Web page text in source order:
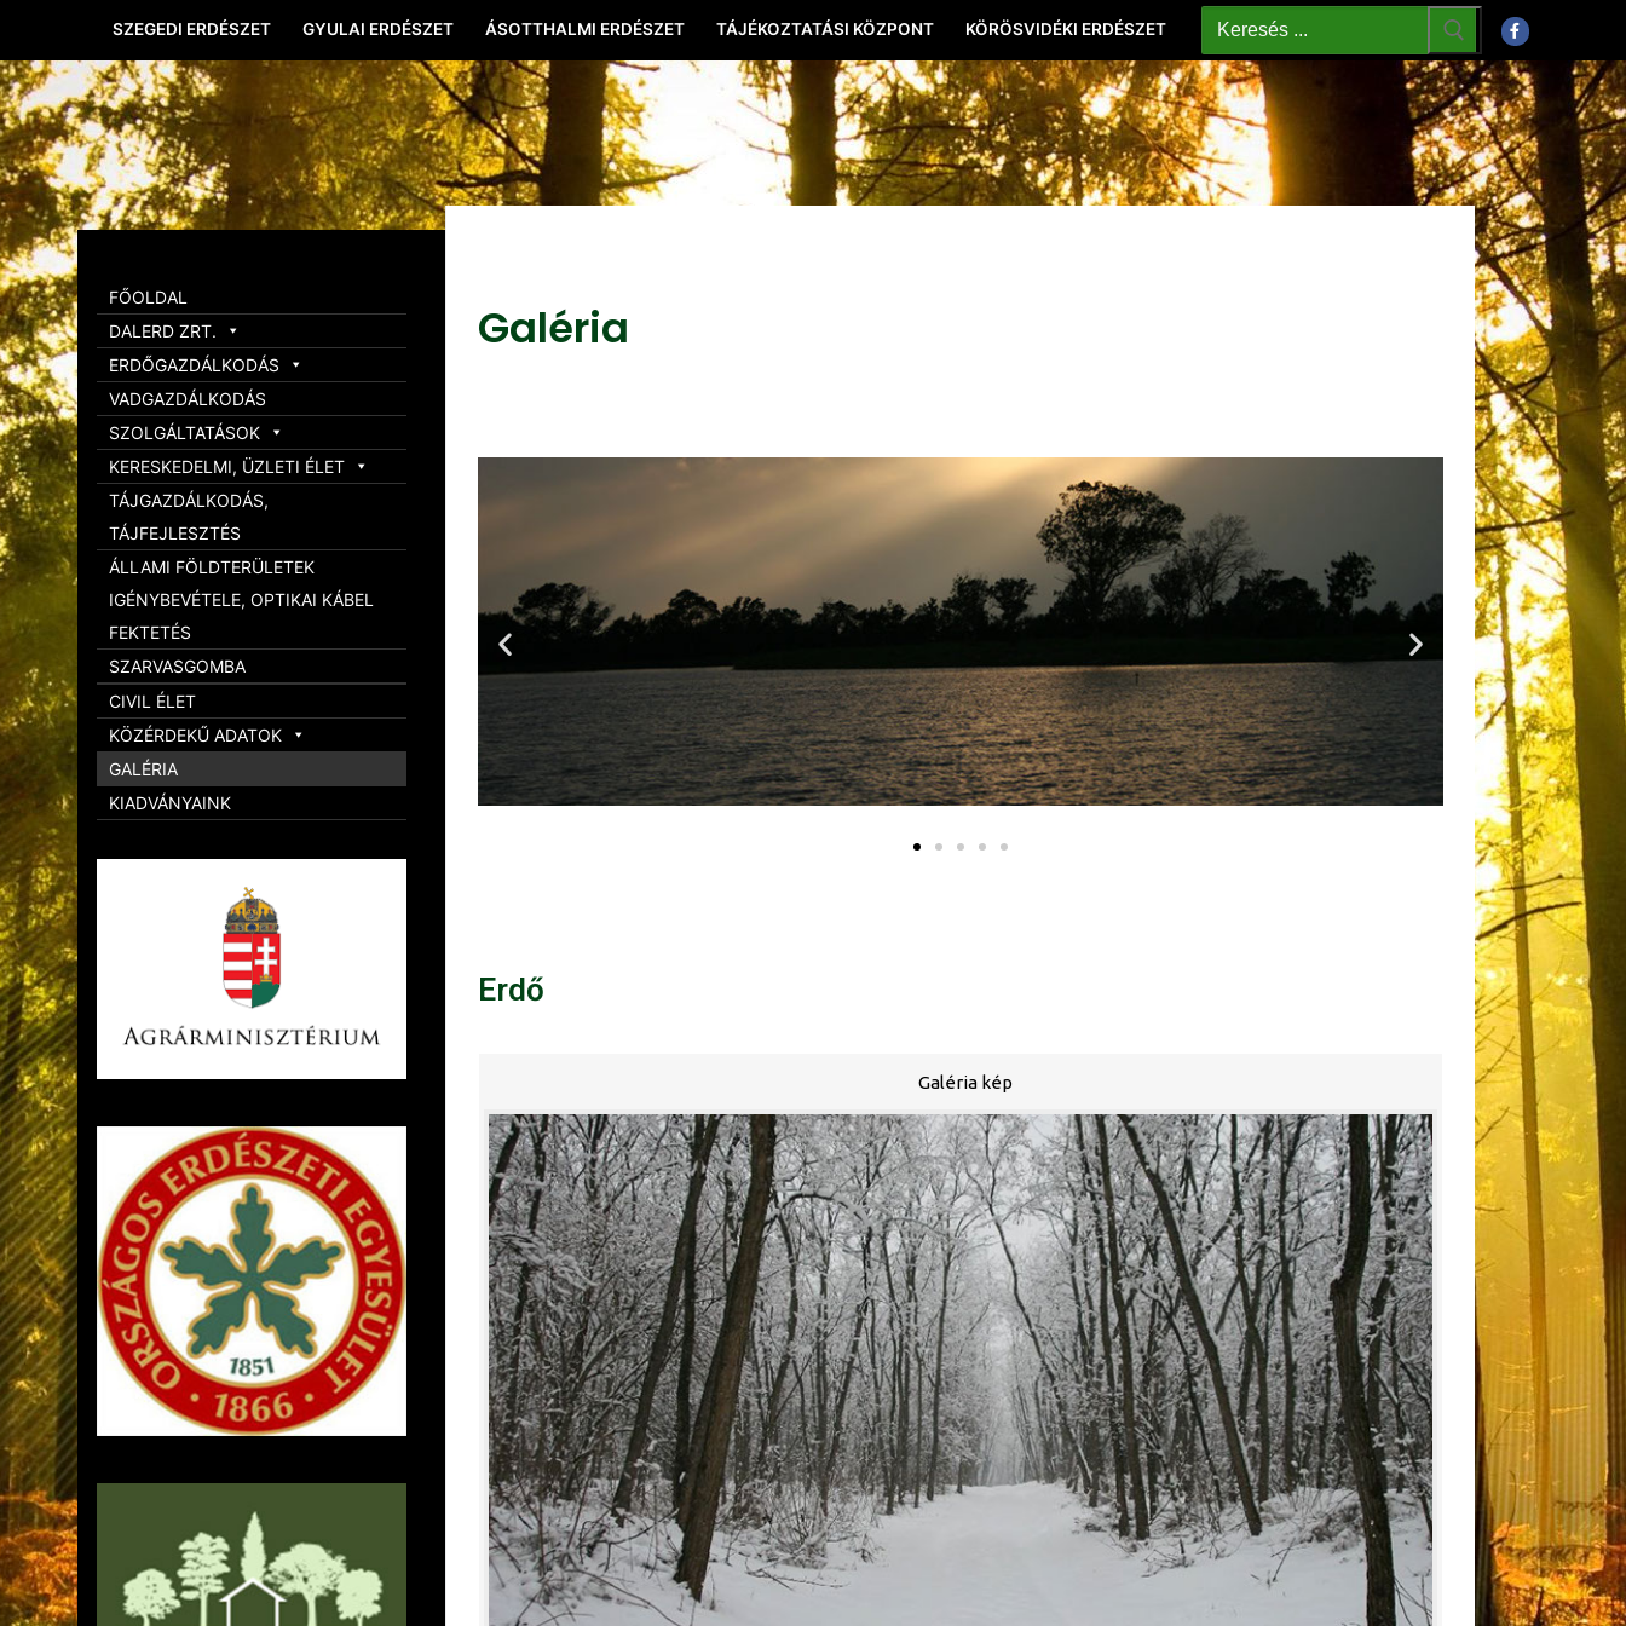
SZEGEDI ERDÉSZET GYULAI ERDÉSZET ÁSOTTHALMI ERDÉSZET TÁJÉKOZTATÁSI KÖZPONT KÖRÖSVIDÉKI ERDÉSZET
Galéria
Erdő
Galéria kép
FŐOLDAL
DALERD ZRT.
ERDŐGAZDÁLKODÁS
VADGAZDÁLKODÁS
SZOLGÁLTATÁSOK
KERESKEDELMI, ÜZLETI ÉLET
TÁJGAZDÁLKODÁS,
TÁJFEJLESZTÉS
ÁLLAMI FÖLDTERÜLETEK
IGÉNYBEVÉTELE, OPTIKAI KÁBEL
FEKTETÉS
SZARVASGOMBA
CIVIL ÉLET
KÖZÉRDEKŰ ADATOK
GALÉRIA
KIADVÁNYAINK